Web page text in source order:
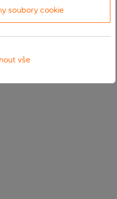
soubory cookie
vše